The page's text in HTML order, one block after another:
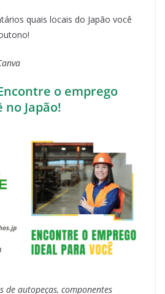
quais locais do Japão você
o emprego
Japão!
de autopeças, componentes